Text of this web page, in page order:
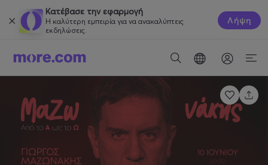
Κατέβασε την εφαρμογή
Η καλύτερη εμπειρία για να ανακαλύπτεις
εκδηλώσεις.
Λήψη